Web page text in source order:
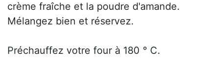
crème fraîche et la poudre d'amande.
Mélangez bien et réservez.
Préchauffez votre four à 180 ° C.